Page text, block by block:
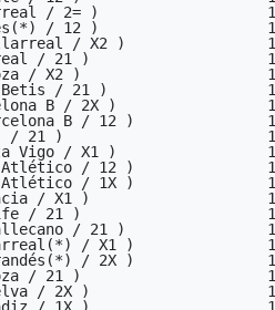
/ 2= )                   1
/ 12 )                   1
Villarreal / X2 )                1
/ 21 )                    1
/ X2 )                     1
Betis / 21 )                  1
B / 2X )                 1
B / 12 )               1
/ 21 )                       1
Vigo / X1 )                 1
( Atlético / 12 )               1
( Atlético / 1X )               1
/ X1 )                    1
/ 21 )                     1
Vallecano / 21 )                1
/ X1 )               1
/ 2X )               1
/ 21 )                     1
/ 2X )                    1